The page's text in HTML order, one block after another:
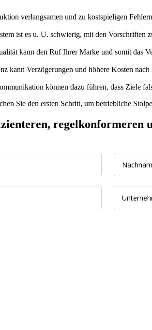
verlangsamen und zu kostspieligen
ist es u. U. schwierig, mit den Vorschriften
kann den Ruf Ihrer Marke und somit das
kann Verzögerungen und höhere Kosten nach
können dazu führen, dass Ziele
Sie den ersten Schritt, um betriebliche
regelkonformeren